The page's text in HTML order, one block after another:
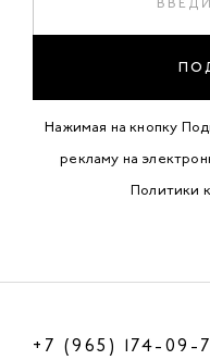
Нажимая на кнопку
рекламу на
Политики
+7 (965) 174-09-